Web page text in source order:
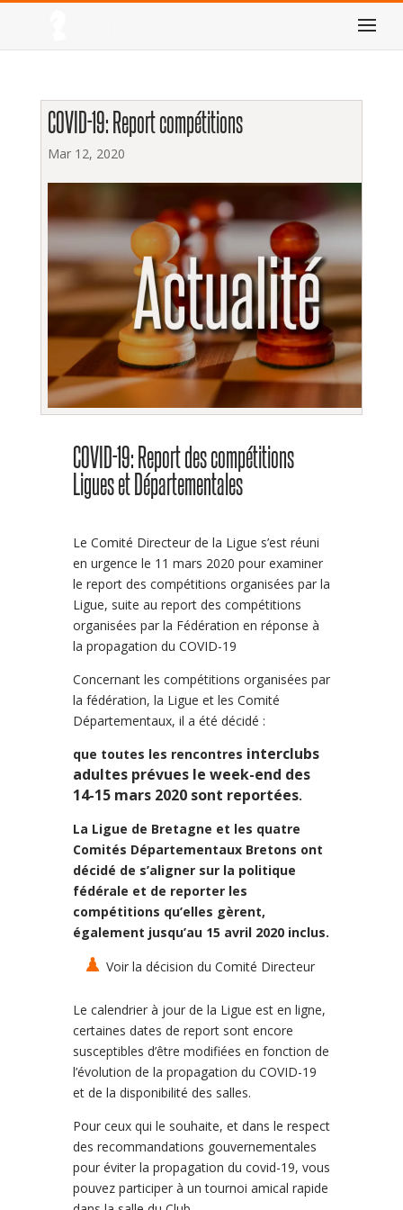
COVID-19: Report compétitions
Mar 12, 2020
COVID-19: Report des compétitions
Ligues et Départementales
Le Comité Directeur de la Ligue s’est réuni
en urgence le 11 mars 2020 pour examiner
le report des compétitions organisées par la
Ligue, suite au report des compétitions
organisées par la Fédération en réponse à
la propagation du COVID-19
Concernant les compétitions organisées par
la fédération, la Ligue et les Comité
Départementaux, il a été décidé :
que toutes les rencontres interclubs
adultes prévues le week-end des
14-15 mars 2020 sont reportées.
La Ligue de Bretagne et les quatre
Comités Départementaux Bretons ont
décidé de s’aligner sur la politique
fédérale et de reporter les
compétitions qu’elles gèrent,
également jusqu’au 15 avril 2020 inclus.
Voir la décision du Comité Directeur
Le calendrier à jour de la Ligue est en ligne,
certaines dates de report sont encore
susceptibles d’être modifiées en fonction de
l’évolution de la propagation du COVID-19
et de la disponibilité des salles.
Pour ceux qui le souhaite, et dans le respect
des recommandations gouvernementales
pour éviter la propagation du covid-19, vous
pouvez participer à un tournoi amical rapide